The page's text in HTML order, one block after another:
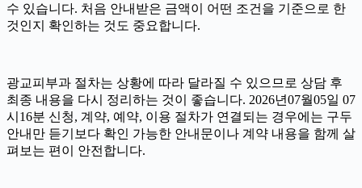
수 있습니다. 처음 안내받은 금액이 어떤 조건을 기준으로 한
것인지 확인하는 것도 중요합니다.
광교피부과 절차는 상황에 따라 달라질 수 있으므로 상담 후
최종 내용을 다시 정리하는 것이 좋습니다. 2026년07월05일 07
시16분 신청, 계약, 예약, 이용 절차가 연결되는 경우에는 구두
안내만 듣기보다 확인 가능한 안내문이나 계약 내용을 함께 살
펴보는 편이 안전합니다.